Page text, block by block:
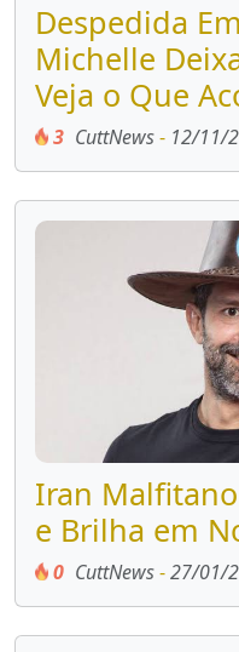
Despedida
Michelle
Veja o Que
3 CuttNews- 12/11/
Iran
e Brilha em
0 CuttNews-27/01/